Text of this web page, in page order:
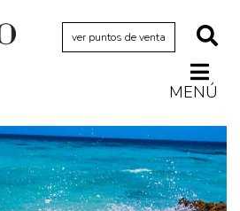
ver puntos de venta
MENÚ